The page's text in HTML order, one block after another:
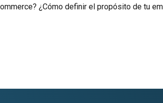
¿Cómo definir el propósito de tu